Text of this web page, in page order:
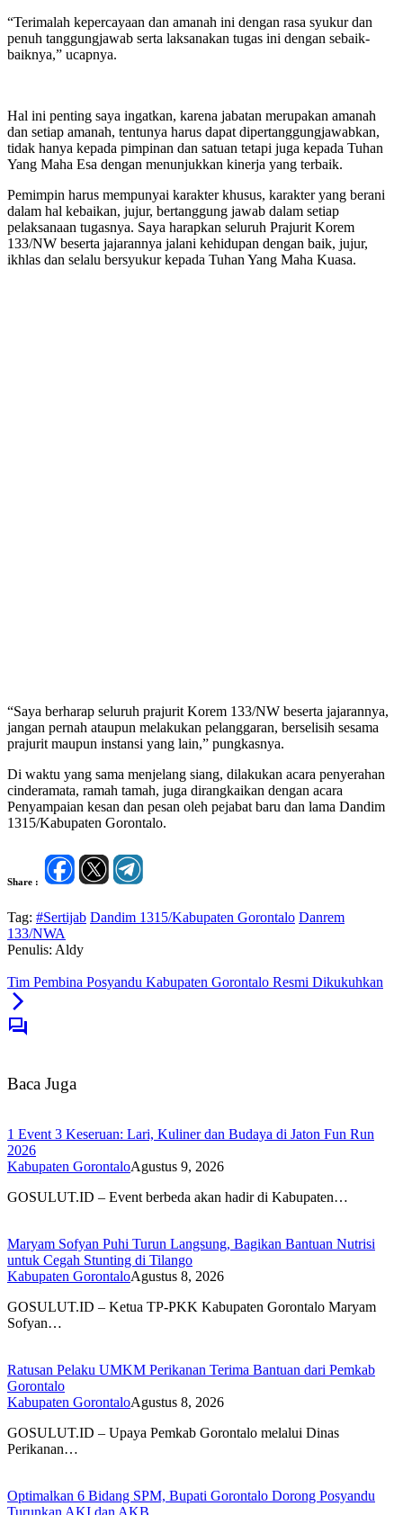
“Terimalah kepercayaan dan amanah ini dengan rasa syukur dan
penuh tanggungjawab serta laksanakan tugas ini dengan sebaik-
baiknya,” ucapnya.
Hal ini penting saya ingatkan, karena jabatan merupakan amanah
dan setiap amanah, tentunya harus dapat dipertanggungjawabkan,
tidak hanya kepada pimpinan dan satuan tetapi juga kepada Tuhan
Yang Maha Esa dengan menunjukkan kinerja yang terbaik.
Pemimpin harus mempunyai karakter khusus, karakter yang berani
dalam hal kebaikan, jujur, bertanggung jawab dalam setiap
pelaksanaan tugasnya. Saya harapkan seluruh Prajurit Korem
133/NW beserta jajarannya jalani kehidupan dengan baik, jujur,
ikhlas dan selalu bersyukur kepada Tuhan Yang Maha Kuasa.
“Saya berharap seluruh prajurit Korem 133/NW beserta jajarannya,
jangan pernah ataupun melakukan pelanggaran, berselisih sesama
prajurit maupun instansi yang lain,” pungkasnya.
Di waktu yang sama menjelang siang, dilakukan acara penyerahan
cinderamata, ramah tamah, juga dirangkaikan dengan acara
Penyampaian kesan dan pesan oleh pejabat baru dan lama Dandim
1315/Kabupaten Gorontalo.
Share :
Tag: #Sertijab Dandim 1315/Kabupaten Gorontalo Danrem
133/NWA
Penulis: Aldy
Tim Pembina Posyandu Kabupaten Gorontalo Resmi Dikukuhkan
Baca Juga
1 Event 3 Keseruan: Lari, Kuliner dan Budaya di Jaton Fun Run
2026
Kabupaten GorontaloAgustus 9, 2026
GOSULUT.ID – Event berbeda akan hadir di Kabupaten…
Maryam Sofyan Puhi Turun Langsung, Bagikan Bantuan Nutrisi
untuk Cegah Stunting di Tilango
Kabupaten GorontaloAgustus 8, 2026
GOSULUT.ID – Ketua TP-PKK Kabupaten Gorontalo Maryam
Sofyan…
Ratusan Pelaku UMKM Perikanan Terima Bantuan dari Pemkab
Gorontalo
Kabupaten GorontaloAgustus 8, 2026
GOSULUT.ID – Upaya Pemkab Gorontalo melalui Dinas
Perikanan…
Optimalkan 6 Bidang SPM, Bupati Gorontalo Dorong Posyandu